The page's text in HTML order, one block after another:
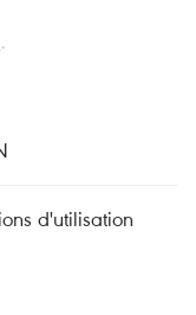
d'utilisation